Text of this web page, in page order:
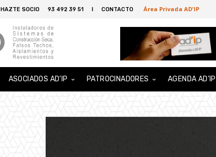
HAZTE SOCIO 93 492 39 51 I CONTACTO Área Privada AD'IP
ASOCIADOS AD’IP PATROCINADORES AGENDA AD’IP